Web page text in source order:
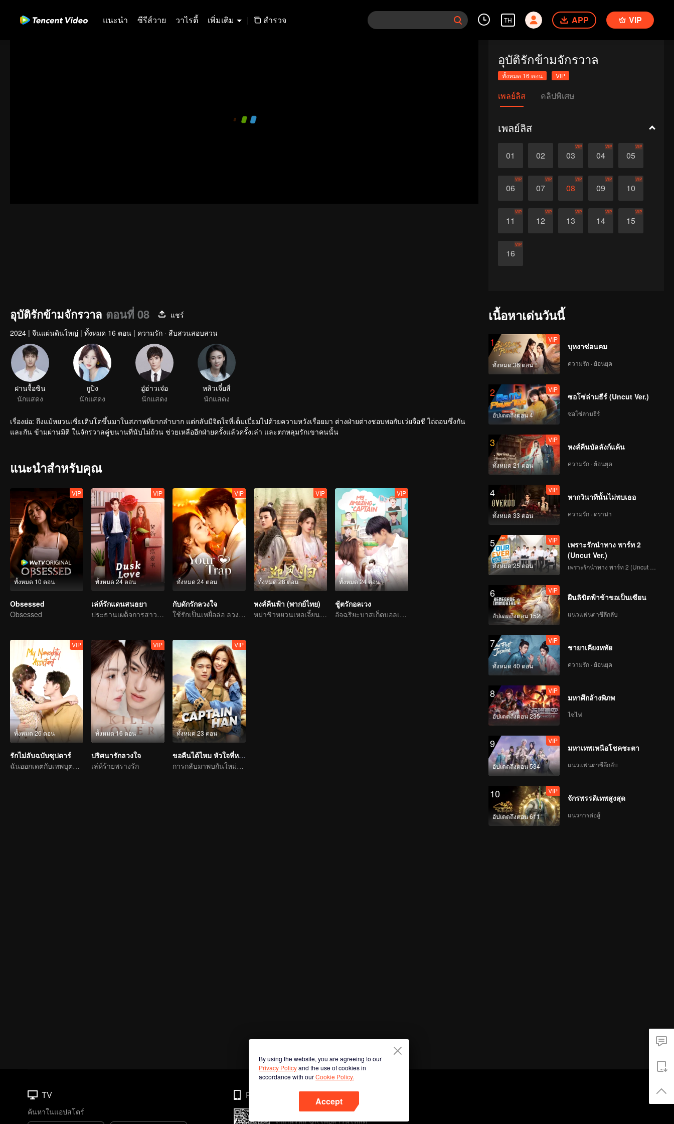
แนะนำ ซีรีส์วาย วาไรตี้ เพิ่มเติม | สำรวจ TH APP VIP
อุบัติรักข้ามจักรวาล
ทั้งหมด 16 ตอน VIP
เพลย์ลิส คลิปพิเศษ
เพลย์ลิส
01 02 03
VIP
04
VIP
05
VIP
06
VIP
07
VIP
08
VIP
09
VIP
10
VIP
11
VIP
12
VIP
13
VIP
14
VIP
15
VIP
16
VIP
อุบัติรักข้ามจักรวาล ตอนที่ 08
แชร์
2024 | จีนแผ่นดินใหญ่ | ทั้งหมด 16 ตอน | ความรัก · สืบสวนสอบสวน
เรื่องย่อ: ถึงแม้หยวนเซี่ยเติบโตขึ้นมาในสภาพที่ยากลำบาก แต่กลับมีจิตใจที่เต็มเปี่ยมไปด้วยความหวังเรื่อยมา ต่างฝ่ายต่างชอบพอกับเว่ยจื่อชี ไถ่ถอนซึ่งกัน
และกัน ข้ามผ่านมิติ ในจักรวาลคู่ขนานที่นับไม่ถ้วน ช่วยเหลืออีกฝ่ายครั้งแล้วครั้งเล่า และตกหลุมรักเขาคนนั้น
แนะนำสำหรับคุณ
ทั้งหมด 10 ตอน
VIP
Obsessed
Obsessed
ทั้งหมด 24 ตอน
VIP
เล่ห์รักแดนสนธยา
ประธานเผด็จการสาวตกหลุมพรางสัญญารัก
ทั้งหมด 24 ตอน
VIP
กับดักรักลวงใจ
ใช้รักเป็นเหยื่อล่อ ลวงคุณให้ติดกับแสนล้ำลึก
ทั้งหมด 28 ตอน
VIP
หงส์คืนฟ้า (พากย์ไทย)
หม่าชิวหยวนเหอเจี้ยนฉีพลิกชีวิตเกิดใหม่อีกครั้ง
ทั้งหมด 24 ตอน
VIP
ชู้ตรักอลเวง
อัจฉริยะบาสเก็ตบอลเกิดอุบัติเหตุเพศเปลี่ยนตามหารักแท้
ทั้งหมด 26 ตอน
VIP
รักไม่ลับฉบับซุปตาร์
ฉันออกเดตกับเทพบุตรแห่งวงการบันเทิง
ทั้งหมด 16 ตอน
VIP
ปริศนารักลวงใจ
เล่ห์ร้ายพรางรัก
ทั้งหมด 23 ตอน
VIP
ขอคืนได้ไหม หัวใจที่หายไป
การกลับมาพบกันใหม่ด้วยโชคชะตา รักในป่าฝน
เนื้อหาเด่นวันนี้
1
ทั้งหมด 36 ตอน
VIP
บุหงาซ่อนคม
ความรัก · ย้อนยุค
2
อัปเดตถึงตอน 4
VIP
ซอโซ่ล่ามธีร์ (Uncut Ver.)
ซอโซ่ล่ามธีร์
3
ทั้งหมด 21 ตอน
VIP
หงส์คืนบัลลังก์แค้น
ความรัก · ย้อนยุค
4
ทั้งหมด 33 ตอน
VIP
หากวินาทีนั้นไม่พบเธอ
ความรัก · ดราม่า
5
ทั้งหมด 25 ตอน
VIP
เพราะรักนำทาง พาร์ท 2
(Uncut Ver.)
6
อัปเดตถึงตอน 152
VIP
ฝืนลิขิตฟ้าข้าขอเป็นเซียน
แนวแฟนตาซีลึกลับ
7
ทั้งหมด 40 ตอน
VIP
ชายาเคียงหทัย
ความรัก · ย้อนยุค
8
อัปเดตถึงตอน 235
VIP
มหาศึกล้างพิภพ
ไซไฟ
9
อัปเดตถึงตอน 534
VIP
มหาเทพเหนือโชคชะตา
แนวแฟนตาซีลึกลับ
10
อัปเดตถึงตอน 611
VIP
จักรพรรดิเทพสูงสุด
แนวการต่อสู้
By using the website, you are agreeing to our
Privacy Policyand the use of cookies in
accordance with ourCookie Policy.
Accept
TV
ค้นหาในแอปสโตร์
Phone
สแกนรหัส QR เพื่อดาวน์โหลด